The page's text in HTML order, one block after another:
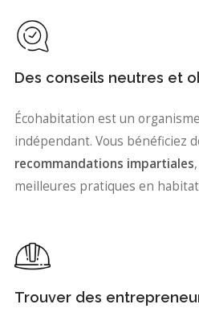
Des conseils neutres et
Écohabitation est un
indépendant. Vous bénéficiez
recommandations impartiales
meilleures pratiques en
Trouver des